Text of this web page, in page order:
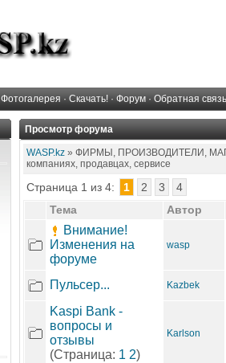
Фотогалерея · Скачать! · Форум · Обратная связь
Просмотр форума
WASP.kz » ФИРМЫ, ПРОИЗВОДИТЕЛИ,
компаниях, продавцах, сервисе
Страница 1 из 4: 1 2 3
4
Тема
Автор
Внимание!
Изменения на
форуме
wasp
Пульсер... Kazbek
Kaspi Bank -
вопросы и
отзывы
(Страница: 1 2)
Karlson